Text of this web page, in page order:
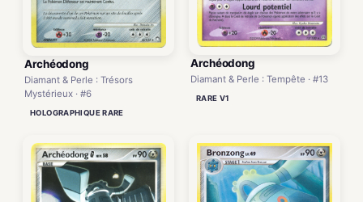
Archéodong
Diamant & Perle : Trésors
Mystérieux · #6
HOLOGRAPHIQUE RARE
Archéodong
Diamant & Perle : Tempête · #13
RARE V1